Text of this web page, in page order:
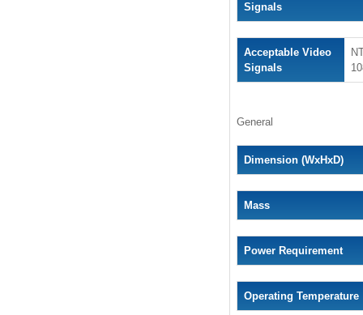
Signals
Acceptable Video
Signals
General
Dimension (WxHxD)
Mass
Power Requirement
Operating Temperature